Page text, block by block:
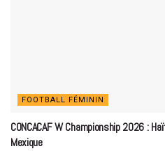
FOOTBALL FÉMININ
CONCACAF W Championship 2026 :
Mexique